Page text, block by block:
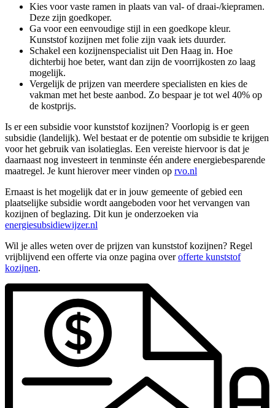
Kies voor vaste ramen in plaats van val- of draai-/kiepramen.
Deze zijn goedkoper.
Ga voor een eenvoudige stijl in een goedkope kleur.
Kunststof kozijnen met folie zijn vaak iets duurder.
Schakel een kozijnenspecialist uit Den Haag in. Hoe
dichterbij hoe beter, want dan zijn de voorrijkosten zo laag
mogelijk.
Vergelijk de prijzen van meerdere specialisten en kies de
vakman met het beste aanbod. Zo bespaar je tot wel 40% op
de kostprijs.
Is er een subsidie voor kunststof kozijnen? Voorlopig is er geen
subsidie (landelijk). Wel bestaat er de potentie om subsidie te krijgen
voor het gebruik van isolatieglas. Een vereiste hiervoor is dat je
daarnaast nog investeert in tenminste één andere energiebesparende
maatregel. Je kunt hierover meer vinden op rvo.nl
Ernaast is het mogelijk dat er in jouw gemeente of gebied een
plaatselijke subsidie wordt aangeboden voor het vervangen van
kozijnen of beglazing. Dit kun je onderzoeken via
energiesubsidiewijzer.nl
Wil je alles weten over de prijzen van kunststof kozijnen? Regel
vrijblijvend een offerte via onze pagina overofferte kunststof
kozijnen.